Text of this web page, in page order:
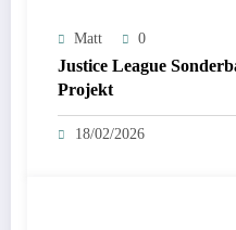
Matt 0
Justice League
Projekt
18/02/2026